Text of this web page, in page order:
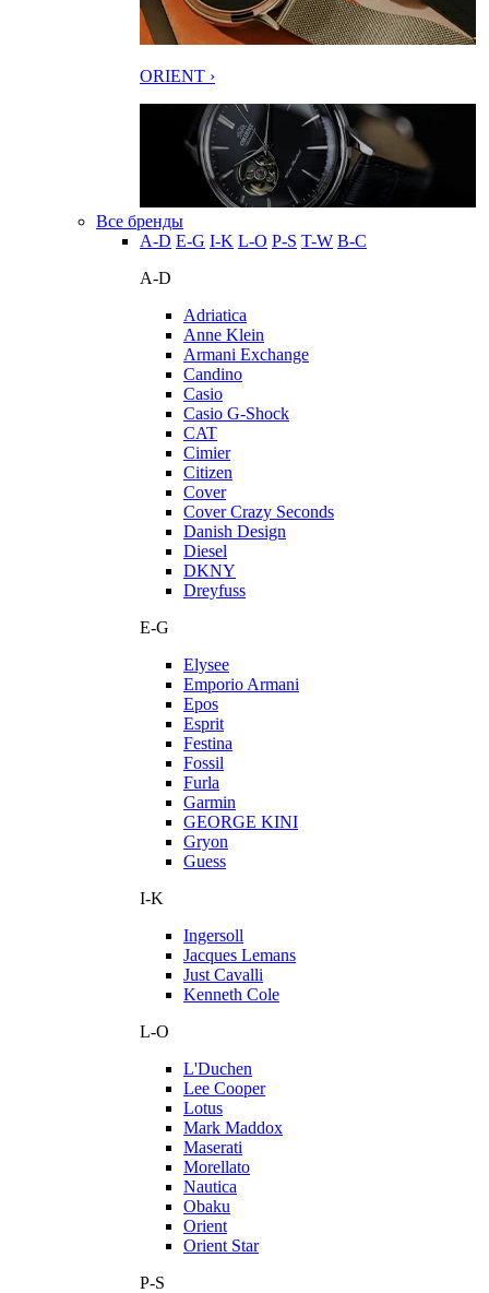
ORIENT ›
Все бренды
A-D E-G I-K L-O P-S T-W В-С
A-D
Adriatica
Anne Klein
Armani Exchange
Candino
Casio
Casio G-Shock
CAT
Cimier
Citizen
Cover
Cover Crazy Seconds
Danish Design
Diesel
DKNY
Dreyfuss
E-G
Elysee
Emporio Armani
Epos
Esprit
Festina
Fossil
Furla
Garmin
GEORGE KINI
Gryon
Guess
I-K
Ingersoll
Jacques Lemans
Just Cavalli
Kenneth Cole
L-O
L'Duchen
Lee Cooper
Lotus
Mark Maddox
Maserati
Morellato
Nautica
Obaku
Orient
Orient Star
P-S